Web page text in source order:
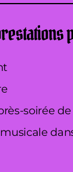
soirée